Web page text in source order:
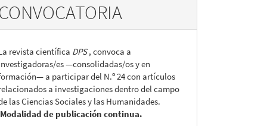
revista científica DPS, convoca a
es —consolidadas/os y en
a participar del N.º 24 con artículos
a investigaciones dentro del campo
las Ciencias Sociales y las Humanidades.
Modalidad de publicación continua.